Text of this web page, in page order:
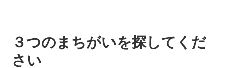
３つのまちがいを探してくだ
さい